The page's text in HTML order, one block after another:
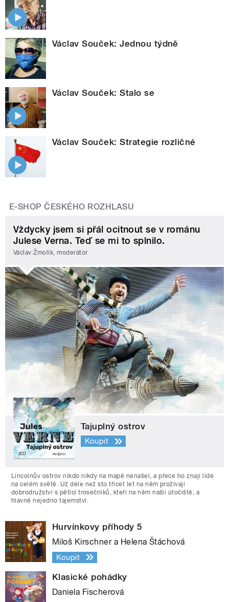
Václav Souček: Jednou týdně
Václav Souček: Stalo se
Václav Souček: Strategie rozličné
E-SHOP ČESKÉHO ROZHLASU
Vždycky jsem si přál ocitnout se v románu
Julese Verna. Teď se mi to splnilo.
Václav Žmolík, moderátor
Tajuplný ostrov
Koupit
Lincolnův ostrov nikdo nikdy na mapě nenašel, a přece ho znají lidé
na celém světě. Už déle než sto třicet let na něm prožívají
dobrodružství s pěticí trosečníků, kteří na něm našli útočiště, a
hlavně nejedno tajemství.
Hurvínkovy příhody 5
Miloš Kirschner a Helena Štáchová
Koupit
Klasické pohádky
Daniela Fischerová